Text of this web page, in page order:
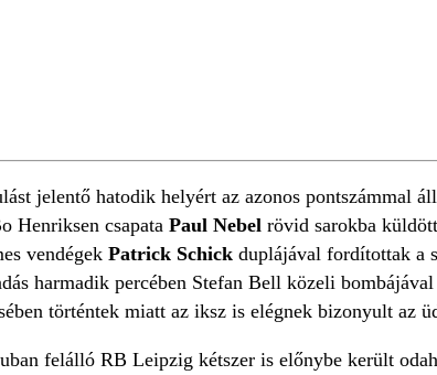
jelentő hatodik helyért az azonos pontszámmal
Henriksen csapata Paul Nebel rövid sarokba
vendégek Patrick Schickduplájával fordítottak a
harmadik percében Stefan Bell közeli
történtek miatt az iksz is elégnek bizonyult az
felálló RB Leipzig kétszer is előnybe került